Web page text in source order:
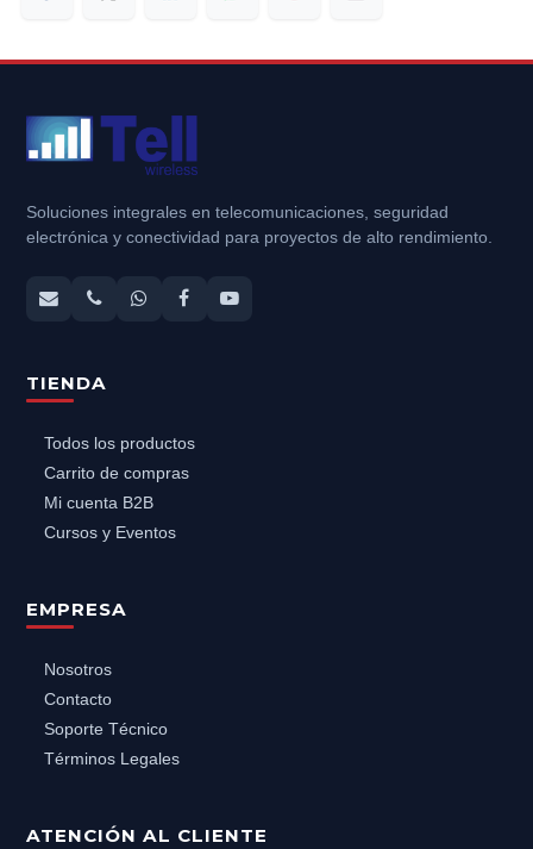
Soluciones integrales en telecomunicaciones, seguridad
electrónica y conectividad para proyectos de alto rendimiento.
TIENDA
Todos los productos
Carrito de compras
Mi cuenta B2B
Cursos y Eventos
EMPRESA
Nosotros
Contacto
Soporte Técnico
Términos Legales
ATENCIÓN AL CLIENTE